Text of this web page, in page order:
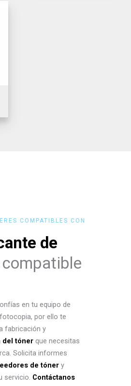
COMPATIBLES CON
de
compatible
en tu equipo de
por ello te
fabricación y
del tóner que necesitas
Solicita informes
de tóner y
servicio. Contáctanos